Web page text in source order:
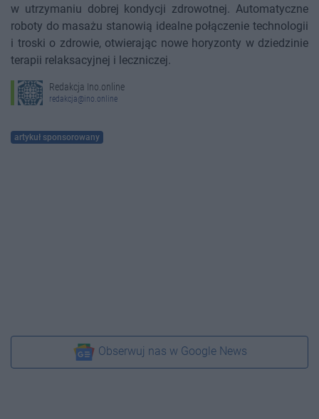
w utrzymaniu dobrej kondycji zdrowotnej. Automatyczne
roboty do masażu stanowią idealne połączenie technologii
i troski o zdrowie, otwierając nowe horyzonty w dziedzinie
terapii relaksacyjnej i leczniczej.
Redakcja Ino.online
redakcja@ino.online
artykuł sponsorowany
Obserwuj nas w Google News